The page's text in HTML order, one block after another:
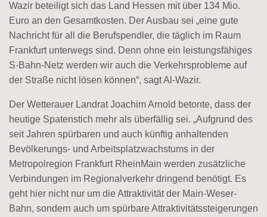
Wazir beteiligt sich das Land Hessen mit über 134 Mio.
Euro an den Gesamtkosten. Der Ausbau sei „eine gute
Nachricht für all die Berufspendler, die täglich im Raum
Frankfurt unterwegs sind. Denn ohne ein leistungsfähiges
S-Bahn-Netz werden wir auch die Verkehrsprobleme auf
der Straße nicht lösen können“, sagt Al-Wazir.
Der Wetterauer Landrat Joachim Arnold betonte, dass der
heutige Spatenstich mehr als überfällig sei. „Aufgrund des
seit Jahren spürbaren und auch künftig anhaltenden
Bevölkerungs- und Arbeitsplatzwachstums in der
Metropolregion Frankfurt RheinMain werden zusätzliche
Verbindungen im Regionalverkehr dringend benötigt. Es
geht hier nicht nur um die Attraktivität der Main-Weser-
Bahn, sondern auch um spürbare Attraktivitätssteigerungen